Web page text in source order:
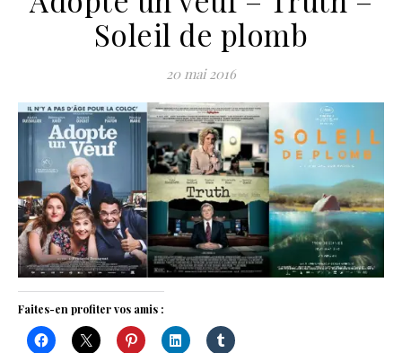
Soleil de plomb
20 mai 2016
Faites-en profiter vos amis :